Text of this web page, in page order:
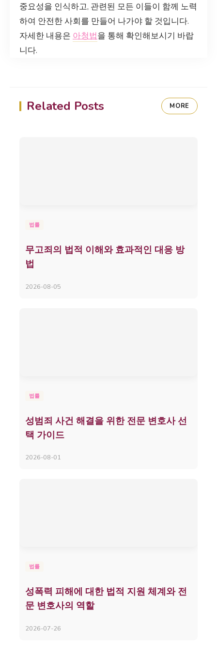
중요성을 인식하고, 관련된 모든 이들이 함께 노력
하여 안전한 사회를 만들어 나가야 할 것입니다.
자세한 내용은 아청법을 통해 확인해보시기 바랍
니다.
Related Posts MORE
법률
무고죄의 법적 이해와 효과적인 대응 방
법
2026-08-05
법률
성범죄 사건 해결을 위한 전문 변호사 선
택 가이드
2026-08-01
법률
성폭력 피해에 대한 법적 지원 체계와 전
문 변호사의 역할
2026-07-26